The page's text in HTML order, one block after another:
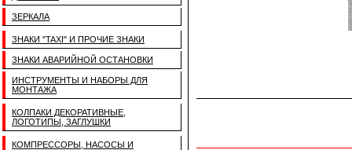
ЗЕРКАЛА
ЗНАКИ "TAXI" И ПРОЧИЕ ЗНАКИ
ЗНАКИ АВАРИЙНОЙ ОСТАНОВКИ
ИНСТРУМЕНТЫ И НАБОРЫ ДЛЯ
МОНТАЖА
КОЛПАКИ ДЕКОРАТИВНЫЕ,
ЛОГОТИПЫ, ЗАГЛУШКИ
КОМПРЕССОРЫ, НАСОСЫ И